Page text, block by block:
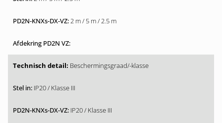
2 m / 5 m / 2.5 m
Beschermingsgraad/-klasse
IP20 / Klasse III
IP20 / Klasse III